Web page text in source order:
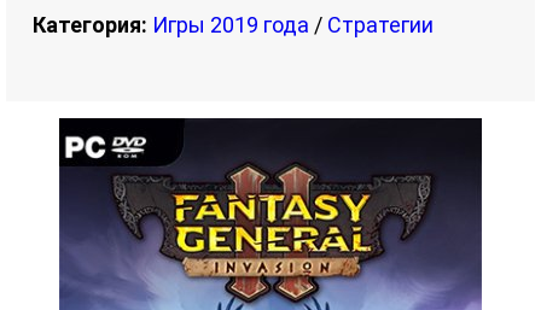
Категория: Игры 2019 года / Стратегии